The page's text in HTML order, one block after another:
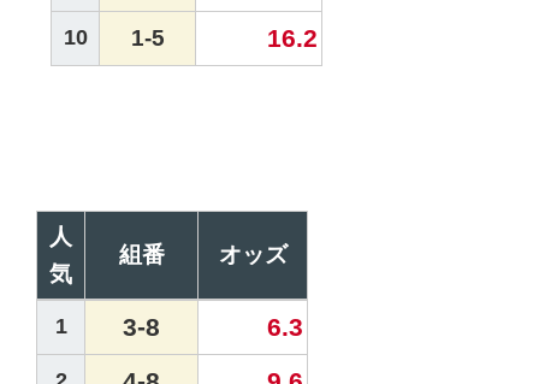
10 1-5 16.2
人
気
組番 オッズ
1 3-8 6.3